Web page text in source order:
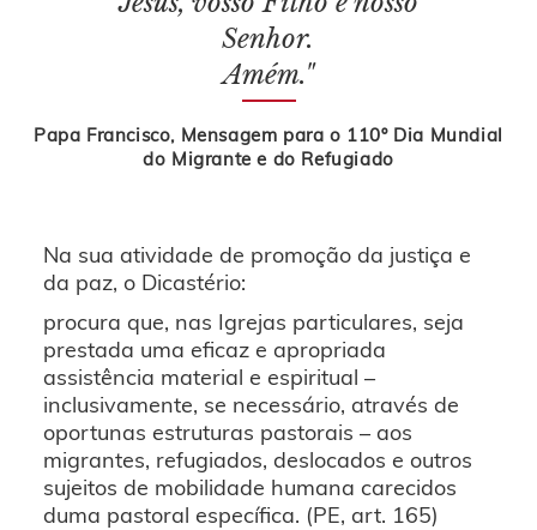
Senhor.
Amém."
Papa Francisco, Mensagem para o 110º Dia Mundial
do Migrante e do Refugiado
Na sua atividade de promoção da justiça e
da paz, o Dicastério:
procura que, nas Igrejas particulares, seja
prestada uma eficaz e apropriada
assistência material e espiritual –
inclusivamente, se necessário, através de
oportunas estruturas pastorais – aos
migrantes, refugiados, deslocados e outros
sujeitos de mobilidade humana carecidos
duma pastoral específica. (PE, art. 165)